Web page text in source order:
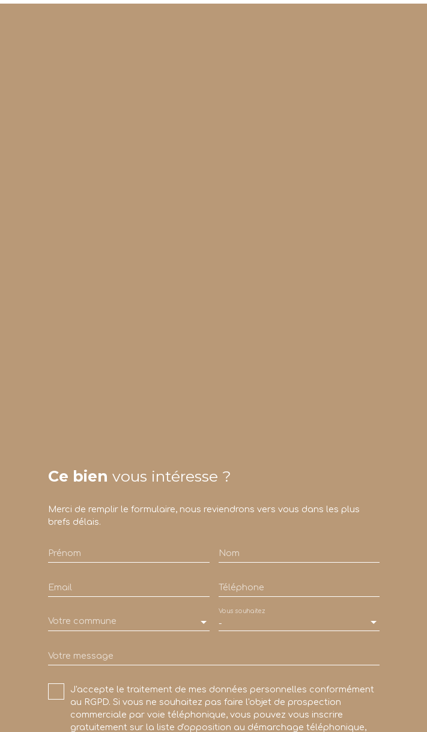
Ce bien vous intéresse ?
Merci de remplir le formulaire, nous reviendrons vers vous dans les plus
brefs délais.
Prénom Nom
Email Téléphone
Votre commune -
Vous souhaitez
Votre message
J'accepte le traitement de mes données personnelles conformément
au RGPD. Si vous ne souhaitez pas faire l'objet de prospection
commerciale par voie téléphonique, vous pouvez vous inscrire
gratuitement sur la liste d'opposition au démarchage téléphonique,